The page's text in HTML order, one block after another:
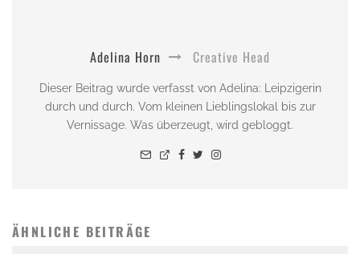
Adelina Horn Creative Head
Dieser Beitrag wurde verfasst von Adelina: Leipzigerin
durch und durch. Vom kleinen Lieblingslokal bis zur
Vernissage. Was überzeugt, wird gebloggt.
ÄHNLICHE BEITRÄGE